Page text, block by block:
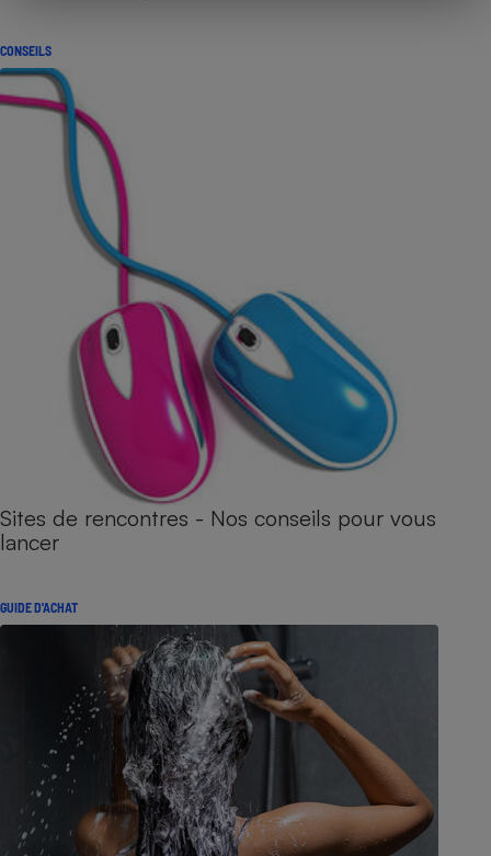
CONSEILS
Sites de rencontres - Nos conseils pour vous
lancer
GUIDE D'ACHAT